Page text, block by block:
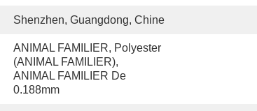
Shenzhen, Guangdong, Chine
ANIMAL FAMILIER, Polyester
(ANIMAL FAMILIER),
ANIMAL FAMILIER De
0.188mm